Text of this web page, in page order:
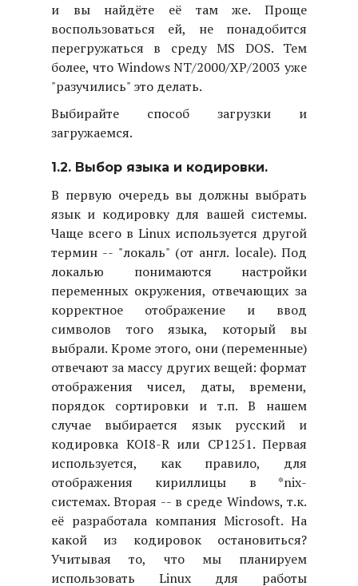
и вы найдёте её там же. Проще
воспользоваться ей, не понадобится
перегружаться в среду MS DOS. Тем
более, что Windows NT/2000/XP/2003 уже
"разучились" это делать.
Выбирайте способ загрузки и
загружаемся.
1.2. Выбор языка и кодировки.
В первую очередь вы должны выбрать
язык и кодировку для вашей системы.
Чаще всего в Linux используется другой
термин -- "локаль" (от англ. locale). Под
локалью понимаются настройки
переменных окружения, отвечающих за
корректное отображение и ввод
символов того языка, который вы
выбрали. Кроме этого, они (переменные)
отвечают за массу других вещей: формат
отображения чисел, даты, времени,
порядок сортировки и т.п. В нашем
случае выбирается язык русский и
кодировка KOI8-R или CP1251. Первая
используется, как правило, для
отображения кириллицы в *nix-
системах. Вторая -- в среде Windows, т.к.
её разработала компания Microsoft. На
какой из кодировок остановиться?
Учитывая то, что мы планируем
использовать Linux для работы